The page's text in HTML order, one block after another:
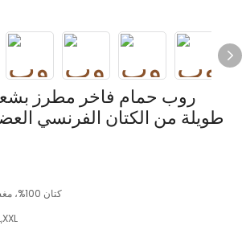
روب حمام فاخر مطرز
طويلة من الكتان الفرنسي
كتان 100%، مغسول مسبقاً